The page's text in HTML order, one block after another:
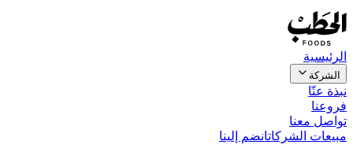
الرئيسية
الشركة
نبذة عنّا
فروعنا
تواصل معنا
مبيعات الشركاتانضم إلينا